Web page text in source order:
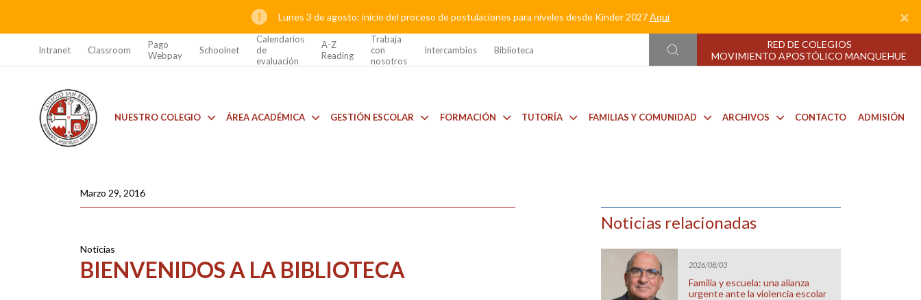
Lunes 3 de agosto: inicio del proceso de postulaciones para niveles desde Kínder 2027Aquí ×
Intranet Classroom
Pago
Webpay
Schoolnet
Calendarios
de
evaluación
A-Z
Reading
Trabaja
con
nosotros
Intercambios Biblioteca
RED DE COLEGIOS
MOVIMIENTO APOSTÓLICO MANQUEHUE
NUESTRO COLEGIO ÁREA ACADÉMICA GESTIÓN ESCOLAR FORMACIÓN TUTORÍA FAMILIAS Y COMUNIDAD ARCHIVOS CONTACTO ADMISIÓN
Marzo 29, 2016
Noticias
BIENVENIDOS A LA BIBLIOTECA
Noticias relacionadas
2026/08/03
Familia y escuela: una alianza
urgente ante la violencia escolar